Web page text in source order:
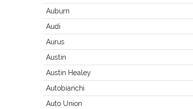
Auburn
Audi
Aurus
Austin
Austin Healey
Autobianchi
Auto Union